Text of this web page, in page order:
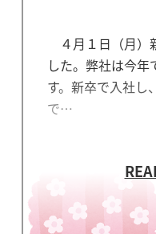
４月１日（月）
した。弊社は今年
す。新卒で入社し
で…